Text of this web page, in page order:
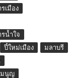
เมือง
รน้ำใจ
ปี๋ใหม่เมือง
มลาบรี
มนูญ